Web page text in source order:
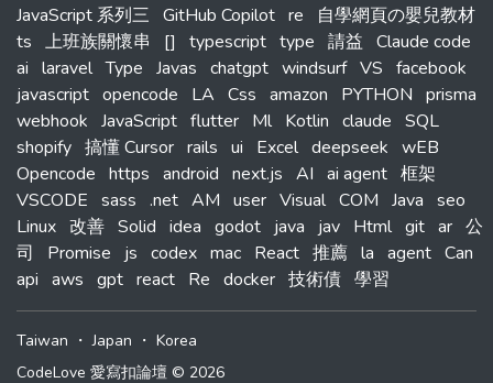
JavaScript 系列三 GitHub Copilot re
自學網頁の嬰兒教材
ts 上班族關懷串 [] typescript type 請益 Claude code
ai laravel Type Javas chatgpt windsurf VS facebook
javascript opencode LA Css amazon PYTHON prisma
webhook JavaScript flutter Ml Kotlin claude SQL
shopify 搞懂 Cursor rails ui Excel deepseek wEB
Opencode https android next.js AI ai agent 框架
VSCODE sass .net AM user Visual COM Java seo
Linux 改善 Solid idea godot java jav Html git ar 公
司
Promise js codex mac React 推薦 la agent Can
api aws gpt react Re docker 技術債 學習
Taiwan ・Japan ・ Korea
CodeLove 愛寫扣論壇 © 2026